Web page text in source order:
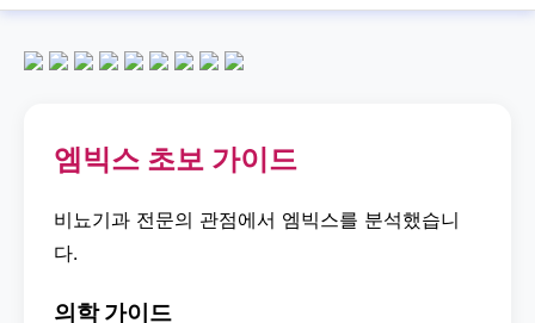
엠빅스 초보 가이드
비뇨기과 전문의 관점에서 엠빅스를 분석했습니
다.
의학 가이드